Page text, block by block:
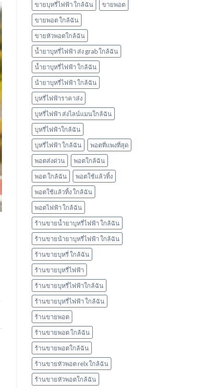
บ้าง
พอต
แล้ว
ทิ้ง
marbo
ขายบุหรี่ไฟฟ้า ใกล้ฉัน
ขายพอต
ขายพอต ใกล้ฉัน
ขายหัวพอตใกล้ฉัน
น้ำยาบุหรี่ไฟฟ้า ส่ง grab ใกล้ฉัน
น้ำยาบุหรี่ไฟฟ้า ใกล้ฉัน
น้ํายาบุหรี่ไฟฟ้า ใกล้ฉัน
บุหรี่ไฟฟ้าราคาส่ง
บุหรี่ไฟฟ้า ส่งไลน์แมนใกล้ฉัน
บุหรี่ไฟฟ้าใกล้ฉัน
บุหรี่ไฟฟ้า ใกล้ฉัน
พอตที่แพงที่สุด
พอตส่งด่วน
พอตใกล้ฉัน
พอต ใกล้ฉัน
พอตใช้แล้วทิ้ง
พอตใช้แล้วทิ้ง ใกล้ฉัน
พอตไฟฟ้า ใกล้ฉัน
ร้านขายน้ำยาบุหรี่ไฟฟ้า ใกล้ฉัน
ร้านขายน้ํายาบุหรี่ไฟฟ้า ใกล้ฉัน
ร้านขายบุหรี่ ใกล้ฉัน
ร้านขายบุหรี่ไฟฟ้า
ร้านขายบุหรี่ไฟฟ้าใกล้ฉัน
ร้านขายบุหรี่ไฟฟ้า ใกล้ฉัน
ร้านขายพอต
ร้านขายพอต ใกล้ฉัน
ร้านขายพอตใกล้ฉัน
ร้านขายหัวพอต relx ใกล้ฉัน
ร้านขายหัวพอตใกล้ฉัน